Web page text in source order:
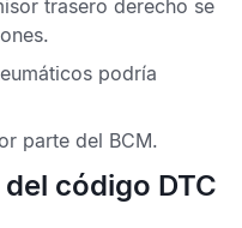
trasero derecho se
podría
parte del BCM.
código DTC